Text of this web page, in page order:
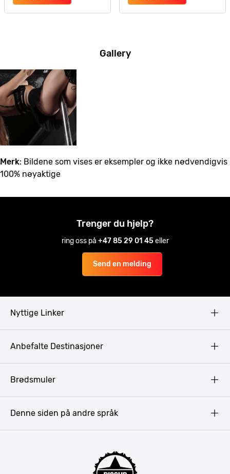
Gallery
Merk: Bildene som vises er eksempler og ikke nødvendigvis
100% nøyaktige
Trenger du hjelp?
ring oss på +47 85 29 01 45eller
Send en melding
Nyttige Linker
Anbefalte Destinasjoner
Brødsmuler
Denne siden på andre språk